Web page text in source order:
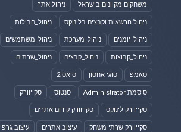
משחקים מקוונים בישראל ניהול אתר
ניהול הרשאות וקבצים בלינוקס ניהול_חבילות
ניהול_יומנים ניהול_מערכת ניהול_משתמשים
ניהול_קבוצות ניהול_קבצים ניהול_שרתים
סאמפ סוגי אחסון סיאס 2
סיסמת Administrator סנטוס סקייוורק
סקייוורק לינוקס סקייוורק קידום אתרים
סקייוורק שרתי משחק עיצוב אתרים עיצוב גרפי